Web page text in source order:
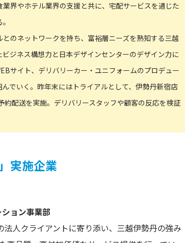
界やホテル業界の支援と共に、宅配サービスを通じた
のネットワークを持ち、富裕層ニーズを熟知する三越
ジネス構想力と日本デザインセンターのデザイン力に
サイト、デリバリーカー・ユニフォームのプロデュー
でいく。昨年末にはトライアルとして、伊勢丹新宿店
配送を実施。デリバリースタッフや顧客の反応を検証
実施企業
ョン事業部
法人クライアントに寄り添い、三越伊勢丹の強み